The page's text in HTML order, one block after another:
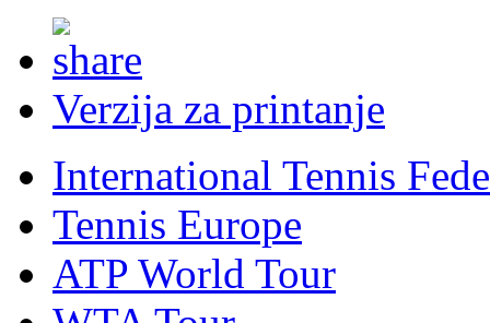
Verzija za printanje
International Tennis
Tennis Europe
ATP World Tour